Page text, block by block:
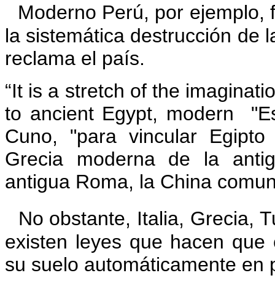
Moderno Perú, por
la sistemática destrucción de
reclama el país.
“It is a stretch of the
to ancient Egypt, modern
Cuno, "para vincular
Grecia moderna de la
antigua Roma, la China
No obstante, Italia, Grecia,
existen leyes que hacen que
su suelo automáticamente en